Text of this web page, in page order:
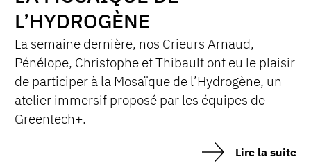
L’HYDROGÈNE
La semaine dernière, nos Crieurs Arnaud,
Pénélope, Christophe et Thibault ont eu le plaisir
de participer à la Mosaïque de l’Hydrogène, un
atelier immersif proposé par les équipes de
Greentech+.
Lire la suite